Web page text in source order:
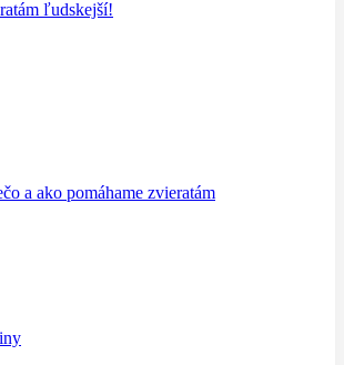
ľudskejší!
a ako pomáhame zvieratám